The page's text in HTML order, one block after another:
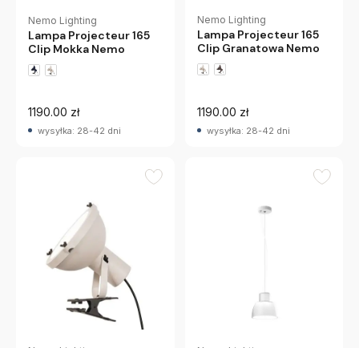
Nemo Lighting
Lampa Projecteur 165
Clip Mokka Nemo
1190.00 zł
wysyłka: 28-42 dni
Nemo Lighting
Lampa Projecteur 165
Clip Granatowa Nemo
1190.00 zł
wysyłka: 28-42 dni